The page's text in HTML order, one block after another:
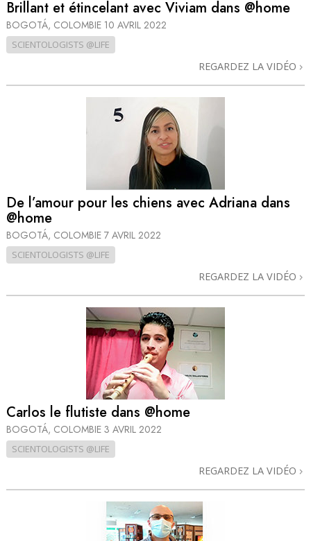
Brillant et étincelant avec Viviam dans @home
BOGOTÁ, COLOMBIE 10 AVRIL 2022
SCIENTOLOGISTS @LIFE
REGARDEZ LA VIDÉO
De l’amour pour les chiens avec Adriana dans
@home
BOGOTÁ, COLOMBIE 7 AVRIL 2022
SCIENTOLOGISTS @LIFE
REGARDEZ LA VIDÉO
Carlos le flutiste dans @home
BOGOTÁ, COLOMBIE 3 AVRIL 2022
SCIENTOLOGISTS @LIFE
REGARDEZ LA VIDÉO